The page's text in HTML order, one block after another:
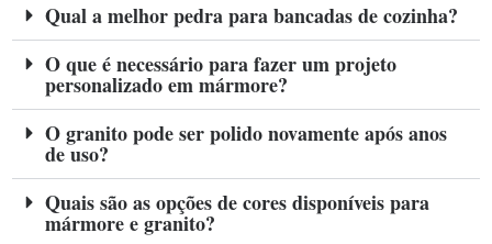
Qual a melhor pedra para bancadas de cozinha?
O que é necessário para fazer um projeto
personalizado em mármore?
O granito pode ser polido novamente após anos
de uso?
Quais são as opções de cores disponíveis para
mármore e granito?